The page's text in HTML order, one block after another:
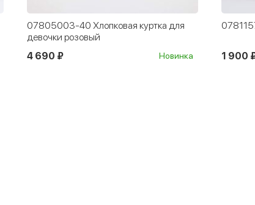
07805003-40 Хлопковая куртка для
девочки розовый
4 690 ₽
Новинка 1 900